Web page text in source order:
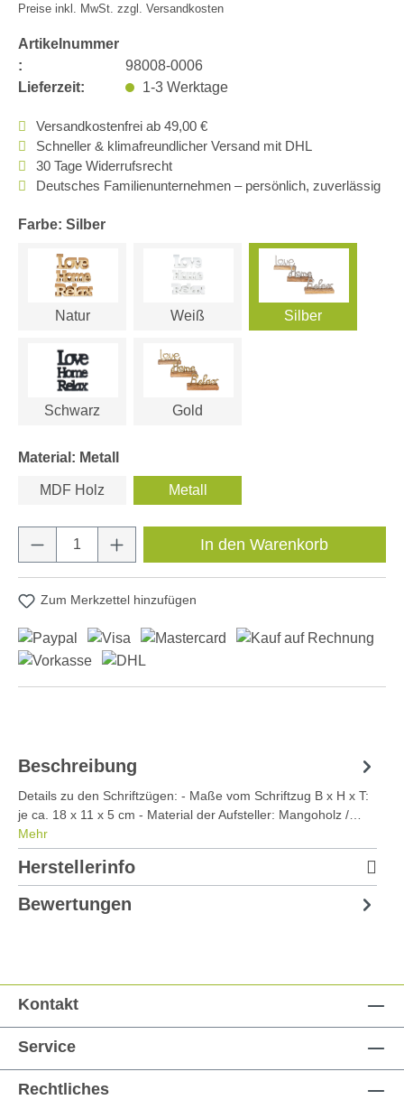
Preise inkl. MwSt. zzgl. Versandkosten
Artikelnummer
:
98008-0006
Lieferzeit:
1-3 Werktage
Versandkostenfrei ab 49,00 €
Schneller & klimafreundlicher Versand mit DHL
30 Tage Widerrufsrecht
Deutsches Familienunternehmen – persönlich, zuverlässig
Farbe: Silber
Natur Weiß Silber
Schwarz Gold
Material: Metall
MDF Holz Metall
Produkt Anzahl: Gib den gewünschten
In den Warenkorb
Zum Merkzettel hinzufügen
Beschreibung
Details zu den Schriftzügen: - Maße vom Schriftzug B x H x T:
je ca. 18 x 11 x 5 cm - Material der Aufsteller: Mangoholz /…
Mehr
Herstellerinfo
Bewertungen
Kontakt
Service
Rechtliches